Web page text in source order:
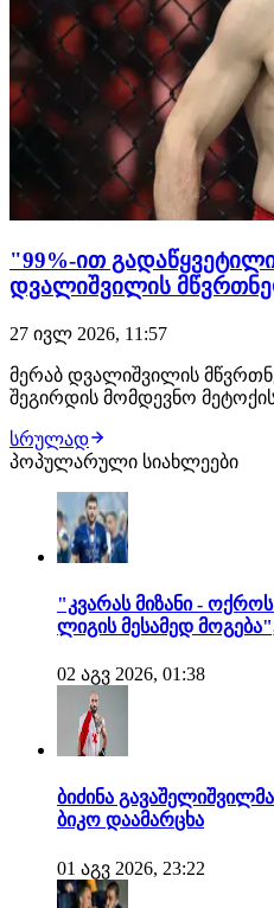
"99%-ით
დვალიშვილის
27 ივლ 2026, 11:57
მერაბ დვალიშვილის
შეგირდის მომდევნო
მებრძოლის შემდეგი
იქნება. შეგახსენებთ, ეს მათი
მხრიდან რაიმე არ
სრულად
პოპულარული სიახლეები
"კვარას მიზანი -
ლიგის მესამედ
02 აგვ 2026, 01:38
ბიძინა
ბიკო დაამარცხა
01 აგვ 2026, 23:22